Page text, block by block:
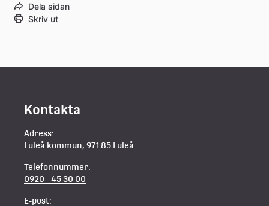
Dela sidan
Skriv ut
Kontakta
Adress:
Luleå kommun, 971 85 Luleå
Telefonnummer:
0920 - 45 30 00
E-post: